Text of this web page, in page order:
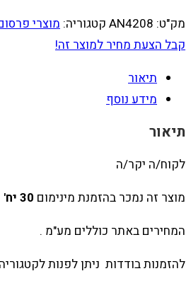
מק"ט: AN4208 קטגוריה: מוצרי
קבל הצעת מחיר למוצר זה!
תיאור
מידע נוסף
תיאור
לקוח/ה יקר/ה
מוצר זה נמכר בהזמנת מינימום 30 יח'
המחירים באתר כוללים מע"מ .
להזמנות בודדות ניתן לפנות